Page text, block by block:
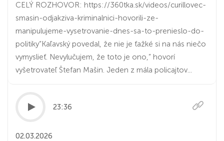
CELÝ ROZHOVOR: https://360tka.sk/videos/curillovec-
smasin-odjakziva-kriminalnici-hovorili-ze-
manipulujeme-vysetrovanie-dnes-sa-to-prenieslo-do-
politiky“Kaľavský povedal, že nie je ťažké si na nás niečo
vymyslieť. Nevylučujem, že toto je ono,” hovorí
vyšetrovateľ Štefan Mašin. Jeden z mála policajtov...
23:36
02.03.2026